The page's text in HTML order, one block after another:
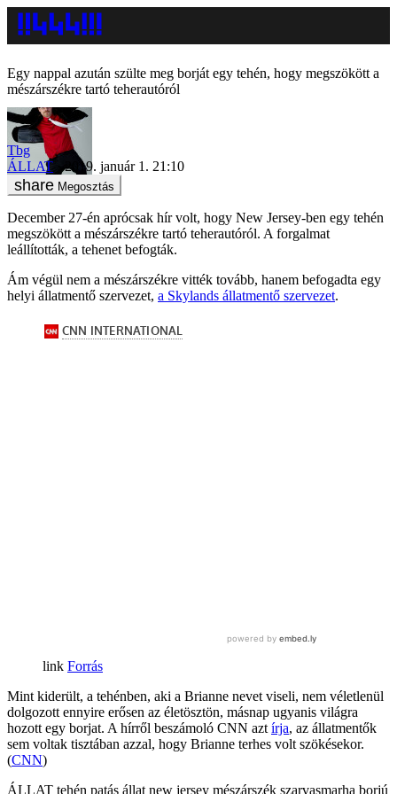
Egy nappal azután szülte meg borját egy tehén, hogy megszökött a
mészárszékre tartó teherautóról
Tbg
ÁLLAT
2019. január 1. 21:10
Megosztás
December 27-én aprócsak hír volt, hogy New Jersey-ben egy tehén
megszökött a mészárszékre tartó teherautóról. A forgalmat
leállították, a tehenet befogták.
Ám végül nem a mészárszékre vitték tovább, hanem befogadta egy
helyi állatmentő szervezet, a Skylands állatmentő szervezet.
Forrás
Mint kiderült, a tehénben, aki a Brianne nevet viseli, nem véletlenül
dolgozott ennyire erősen az életösztön, másnap ugyanis világra
hozott egy borjat. A hírről beszámoló CNN azt írja, az állatmentők
sem voltak tisztában azzal, hogy Brianne terhes volt szökésekor.
(CNN)
ÁLLAT tehén patás állat new jersey mészárszék szarvasmarha borjú